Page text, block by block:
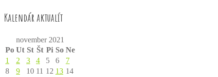
Kalendár aktualít
november 2021
Po Ut St Št Pi So Ne
1
2 3 4 5 6
7
8
9 10 11 12 13 14